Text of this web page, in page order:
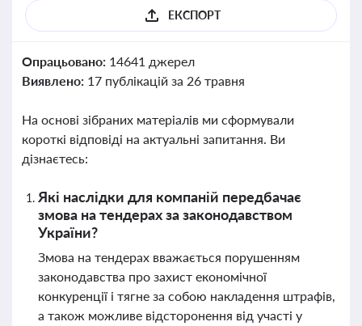
ЕКСПОРТ
Опрацьовано: 14641 джерел
Виявлено: 17 публікацій за 26 травня
На основі зібраних матеріалів ми сформували
короткі відповіді на актуальні запитання. Ви
дізнаєтесь:
Які наслідки для компаній передбачає
змова на тендерах за законодавством
України?
Змова на тендерах вважається порушенням
законодавства про захист економічної
конкуренції і тягне за собою накладення штрафів,
а також можливе відсторонення від участі у